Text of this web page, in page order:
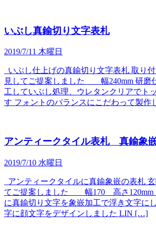
いぶし真鍮切り文字表札
2019/7/11 木曜日
いぶし仕上げの真鍮切り文字表札 取り
見してご提案しました 幅240mm 研磨
工していぶし処理、ウレタンクリアでト
す フォントのバランスにこだわって製
アンティークタイル表札 真鍮象
2019/7/10 水曜日
アンティークタイルに真鍮象嵌の表札
てご提案しました 幅170 高さ120mm
に真鍮切り文字を象嵌加工で浮き文字に
字に顔文字をデザインしました LIN […]